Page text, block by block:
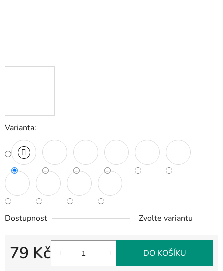
Varianta:
Dostupnost Zvolte variantu
79 Kč
Měrná cena:
DO KOŠÍKU